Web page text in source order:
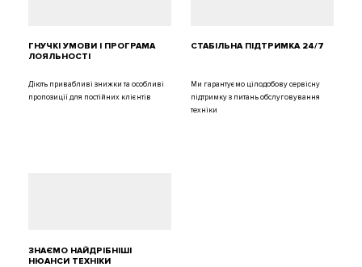
ГНУЧКІ УМОВИ І ПРОГРАМА
ЛОЯЛЬНОСТІ
Діють привабливі знижки та особливі
пропозиції для постійних клієнтів
СТАБІЛЬНА ПІДТРИМКА 24/7
Ми гарантуємо цілодобову сервісну
підтримку з питань обслуговування
техніки
ЗНАЄМО НАЙДРІБНІШІ
НЮАНСИ ТЕХНІКИ